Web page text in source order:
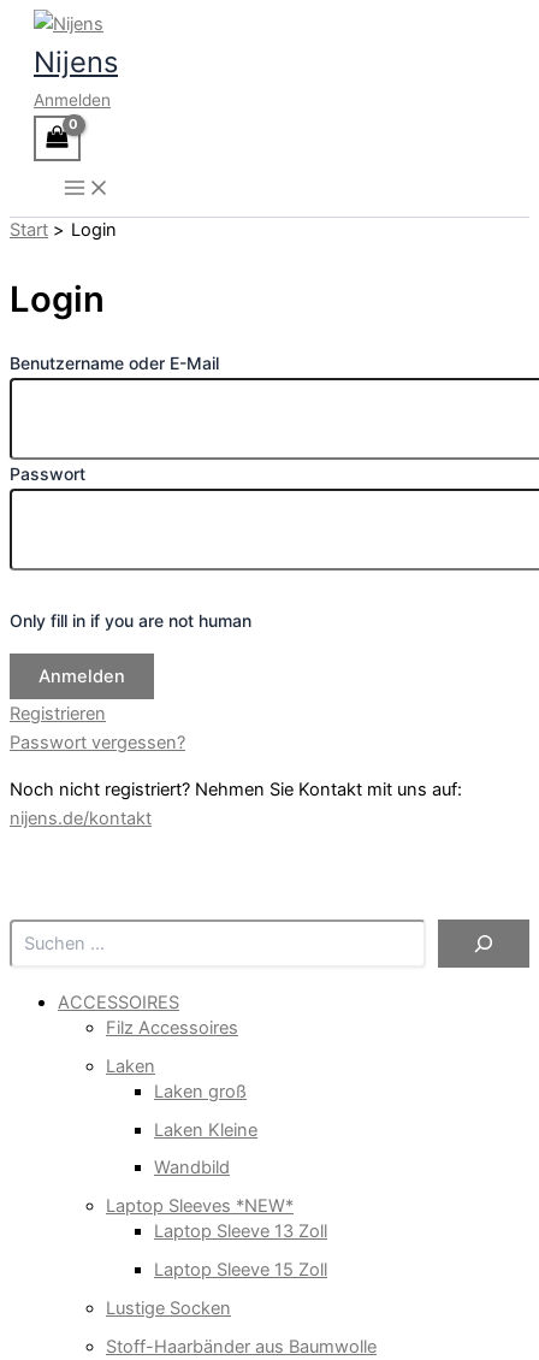
Zum
Inhalt
springen
Nijens
Anmelden
Suchen
ACCESSOIRES
Filz Accessoires
Laken
Laken groß
Laken Kleine
Wandbild
Laptop Sleeves *NEW*
Laptop Sleeve 13 Zoll
Laptop Sleeve 15 Zoll
Lustige Socken
Stoff-Haarbänder aus Baumwolle
Start Login
Login
Benutzername oder E-Mail
Passwort
Only fill in if you are not human
Registrieren
Passwort vergessen?
Noch nicht registriert? Nehmen Sie Kontakt mit uns auf:
nijens.de/kontakt